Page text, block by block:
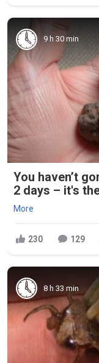
9 h 30 min
You haven’t
2 days – it's
More
230 129
8 h 33 min